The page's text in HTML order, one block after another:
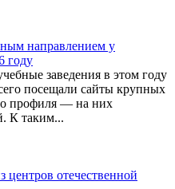
направлением у
году
заведения в этом году
посещали сайты крупных
профиля — на них
К таким...
отечественной